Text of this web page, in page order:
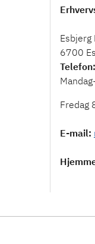
Esbjerg
6700
Telefon
Fredag
E-mail: